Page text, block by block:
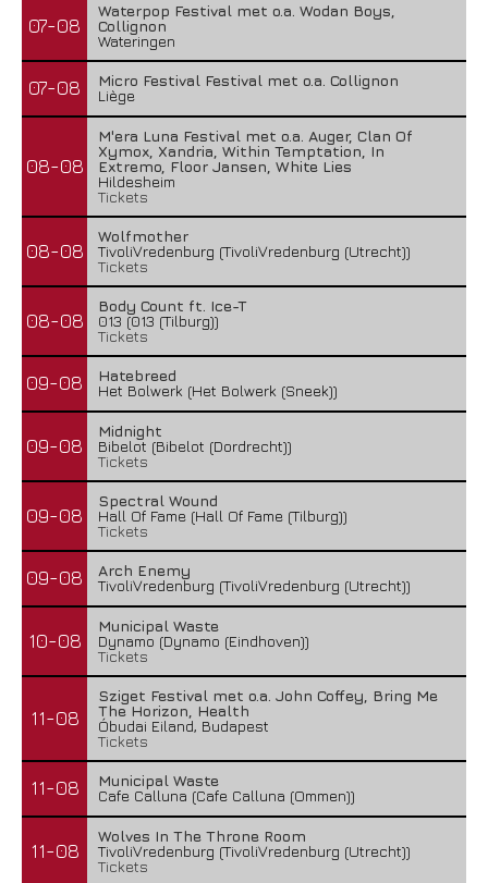
07-08
Waterpop Festival met o.a. Wodan Boys,
Collignon
Wateringen
07-08
Micro Festival Festival met o.a. Collignon
Liège
08-08
M'era Luna Festival met o.a. Auger, Clan Of
Xymox, Xandria, Within Temptation, In
Extremo, Floor Jansen, White Lies
Hildesheim
Tickets
08-08
Wolfmother
TivoliVredenburg (TivoliVredenburg (Utrecht))
Tickets
08-08
Body Count ft. Ice-T
013 (013 (Tilburg))
Tickets
09-08
Hatebreed
Het Bolwerk (Het Bolwerk (Sneek))
09-08
Midnight
Bibelot (Bibelot (Dordrecht))
Tickets
09-08
Spectral Wound
Hall Of Fame (Hall Of Fame (Tilburg))
Tickets
09-08
Arch Enemy
TivoliVredenburg (TivoliVredenburg (Utrecht))
10-08
Municipal Waste
Dynamo (Dynamo (Eindhoven))
Tickets
11-08
Sziget Festival met o.a. John Coffey, Bring Me
The Horizon, Health
Óbudai Eiland, Budapest
Tickets
11-08
Municipal Waste
Cafe Calluna (Cafe Calluna (Ommen))
11-08
Wolves In The Throne Room
TivoliVredenburg (TivoliVredenburg (Utrecht))
Tickets